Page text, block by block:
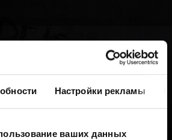
Настройки рекламы
ваших данных
процессора